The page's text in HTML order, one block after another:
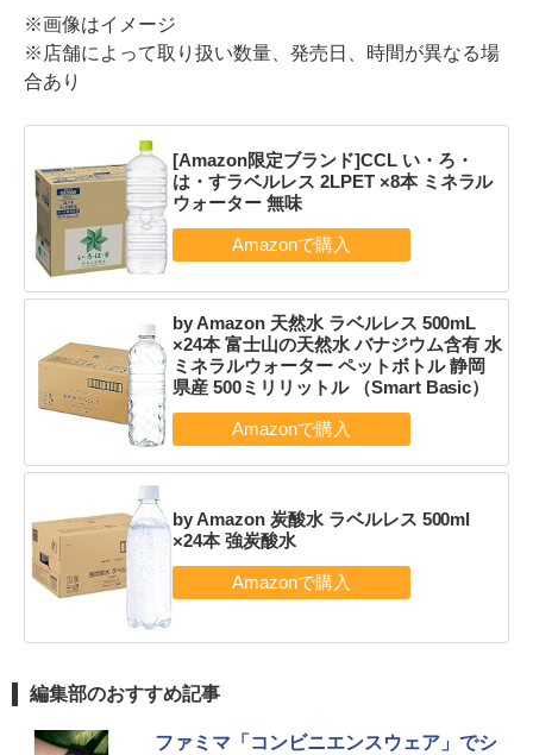
※画像はイメージ
※店舗によって取り扱い数量、発売日、時間が異なる場
合あり
[Amazon限定ブランド]CCL い・ろ・
は・すラベルレス 2LPET ×8本 ミネラル
ウォーター 無味
by Amazon 天然水 ラベルレス 500mL
×24本 富士山の天然水 バナジウム含有 水
ミネラルウォーター ペットボトル 静岡
県産 500ミリリットル （Smart Basic）
by Amazon 炭酸水 ラベルレス 500ml
×24本 強炭酸水
編集部のおすすめ記事
ファミマ「コンビニエンスウェア」でシ